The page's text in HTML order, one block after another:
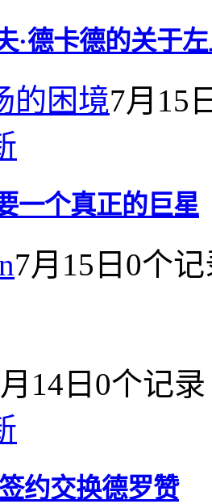
·德卡德的关于
的困境7月15
一个真正的巨星
7月15日 0个
14日 0个记录
约交换德罗赞